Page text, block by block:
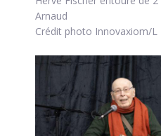
Arnaud
Crédit photo Innovaxiom/